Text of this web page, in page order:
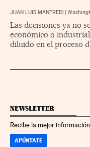
JUAN LUIS MANFREDI |
Las decisiones ya no
económico o
diluido en el proceso
NEWSLETTER
Recibe la mejor
APÚNTATE